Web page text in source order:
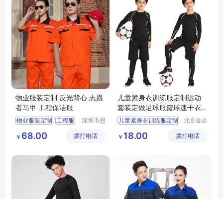
物业服装定制 反光背心 志愿
者马甲 工程保洁服
物业服装定制 工程服
深圳市恩
限公司
￥ 68.00 拨打电话
儿童紧身衣训练服定制运动
套装定做足球服篮球速干衣
健身服订做
儿童紧身衣训练服定制
北京金企
有限公司
￥ 18.00 拨打电话